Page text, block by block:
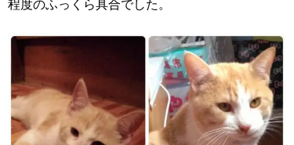
程度のふっくら具合でした。